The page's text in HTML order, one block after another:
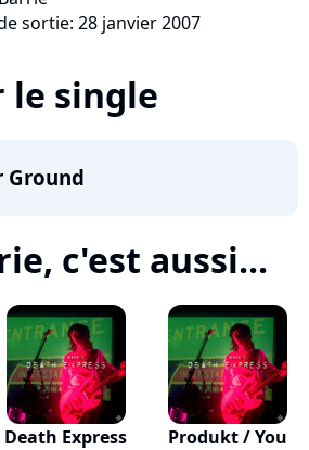
sortie: 28 janvier 2007
le single
Ground
c'est aussi...
Death Express
Produkt / You